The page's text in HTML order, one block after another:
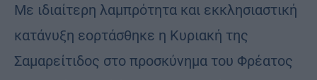
Με ιδιαίτερη λαμπρότητα και εκκλησιαστική
κατάνυξη εορτάσθηκε η Κυριακή της
Σαμαρείτιδος στο προσκύνημα του Φρέατος